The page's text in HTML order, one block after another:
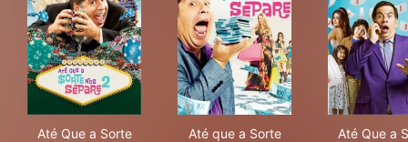
Até Que a Sorte
Até que a Sorte
Até Que a